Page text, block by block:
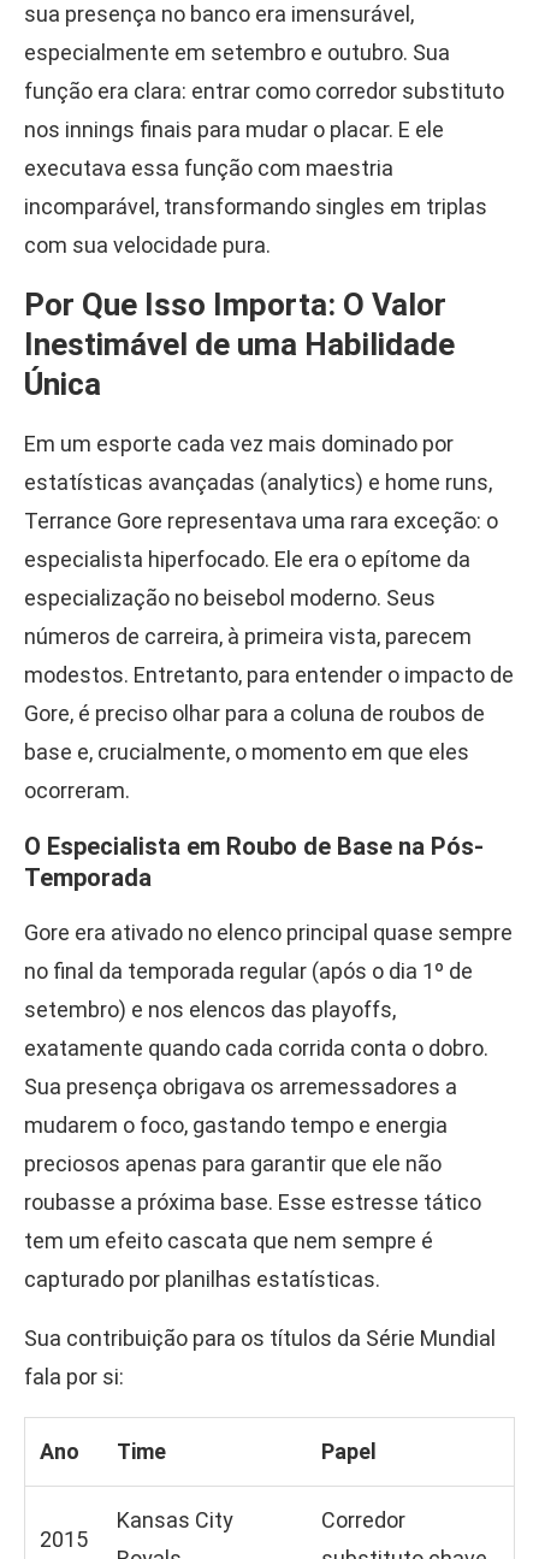
sua presença no banco era imensurável,
especialmente em setembro e outubro. Sua
função era clara: entrar como corredor substituto
nos innings finais para mudar o placar. E ele
executava essa função com maestria
incomparável, transformando singles em triplas
com sua velocidade pura.
Por Que Isso Importa: O Valor
Inestimável de uma Habilidade
Única
Em um esporte cada vez mais dominado por
estatísticas avançadas (analytics) e home runs,
Terrance Gore representava uma rara exceção: o
especialista hiperfocado. Ele era o epítome da
especialização no beisebol moderno. Seus
números de carreira, à primeira vista, parecem
modestos. Entretanto, para entender o impacto de
Gore, é preciso olhar para a coluna de roubos de
base e, crucialmente, o momento em que eles
ocorreram.
O Especialista em Roubo de Base na Pós-
Temporada
Gore era ativado no elenco principal quase sempre
no final da temporada regular (após o dia 1º de
setembro) e nos elencos das playoffs,
exatamente quando cada corrida conta o dobro.
Sua presença obrigava os arremessadores a
mudarem o foco, gastando tempo e energia
preciosos apenas para garantir que ele não
roubasse a próxima base. Esse estresse tático
tem um efeito cascata que nem sempre é
capturado por planilhas estatísticas.
Sua contribuição para os títulos da Série Mundial
fala por si:
Ano Time Papel
2015
Kansas City
Corredor